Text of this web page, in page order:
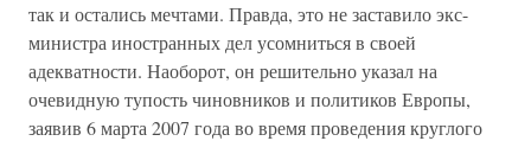
так и остались мечтами. Правда, это не заставило экс-
министра иностранных дел усомниться в своей
адекватности. Наоборот, он решительно указал на
очевидную тупость чиновников и политиков Европы,
заявив 6 марта 2007 года во время проведения круглого